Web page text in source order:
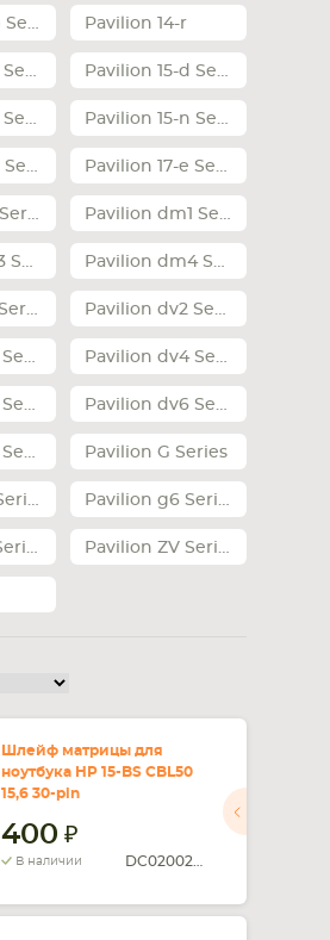
Pavilion 14-b Series Pavilion 14-r
Pavilion 14-v Series Pavilion 15-d Series
Pavilion 15-e Series Pavilion 15-n Series
Pavilion 15-p Series Pavilion 17-e Series
Pavilion 17-f Series Pavilion dm1 Series
Pavilion dm3 Series Pavilion dm4 Series
Pavilion DV Series Pavilion dv2 Series
Pavilion dv3 Series Pavilion dv4 Series
Pavilion dv5 Series Pavilion dv6 Series
Pavilion dv7 Series Pavilion G Series
Pavilion g4 Series Pavilion g6 Series
Pavilion g7 Series Pavilion ZV Series
Шлейф матрицы для
ноутбука HP 15-BS CBL50
15,6 30-pin
400
В наличии